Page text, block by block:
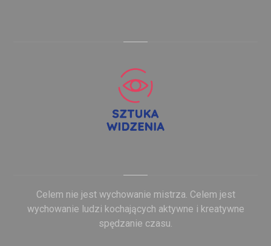
Celem nie jest wychowanie mistrza. Celem jest
wychowanie ludzi kochających aktywne i kreatywne
spędzanie czasu.